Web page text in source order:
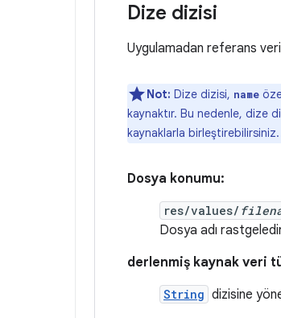
Dize dizisi
Uygulamadan referans
Not: Dize dizisi, name
kaynaktır. Bu nedenle, dize
kaynaklarla birleştirebilirsiniz.
Dosya konumu:
res/values/
Dosya adı
derlenmiş kaynak veri
String dizisine